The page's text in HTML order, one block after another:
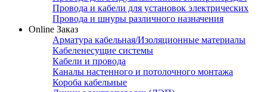
Провода и кабели для установок электрических
Провода и шнуры различного назначения
Online Заказ
Арматура кабельная/Изоляционные материалы
Кабеленесущие системы
Кабели и провода
Каналы настенного и потолочного монтажа
Короба кабельные